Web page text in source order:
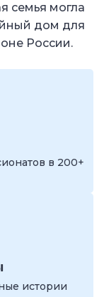
семья могла
дом для
России.
в 200+
истории